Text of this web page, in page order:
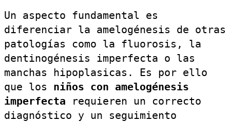
Un aspecto fundamental es
diferenciar la amelogénesis de otras
patologías como la fluorosis, la
dentinogénesis imperfecta o las
manchas hipoplasicas. Es por ello
que los niños con amelogénesis
imperfecta requieren un correcto
diagnóstico y un seguimiento